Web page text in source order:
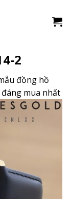
2
đồng hồ
mua nhất